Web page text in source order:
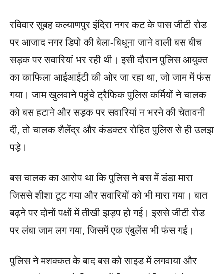
रविवार सुबह कल्याणपुर इंदिरा नगर कट के पास जीटी रोड
पर आजाद नगर डिपो की बेला-बिधूना जाने वाली बस बीच
सड़क पर सवारियां भर रही थी। इसी दौरान पुलिस आयुक्त
का काफिला आईआईटी की ओर जा रहा था, जो जाम में फंस
गया। जाम खुलवाने पहुंचे ट्रैफिक पुलिस कर्मियों ने चालक
को बस हटाने और सड़क पर सवारियां न भरने की चेतावनी
दी, तो चालक शैलेंद्र और कंडक्टर रोहित पुलिस से ही उलझ
पड़े।
बस चालक का आरोप था कि पुलिस ने बस में डंडा मारा
जिससे शीशा टूट गया और सवारियों को भी मारा गया। बात
बढ़ने पर दोनों पक्षों में तीखी झड़प हो गई। इससे जीटी रोड
पर लंबा जाम लग गया, जिसमें एक एंबुलेंस भी फंस गई।
पुलिस ने मशक्कत के बाद बस को साइड में लगवाया और